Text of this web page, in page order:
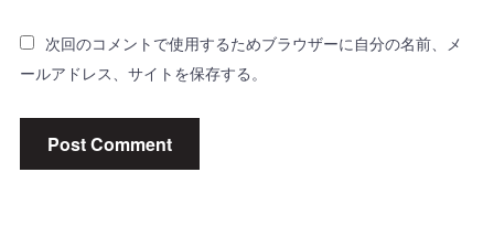
次回のコメントで使用するためブラウザーに自分の名前、メ
ールアドレス、サイトを保存する。